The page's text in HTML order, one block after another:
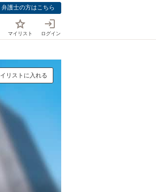
弁護士の方はこちら
マイリスト ログイン
リストに入れる